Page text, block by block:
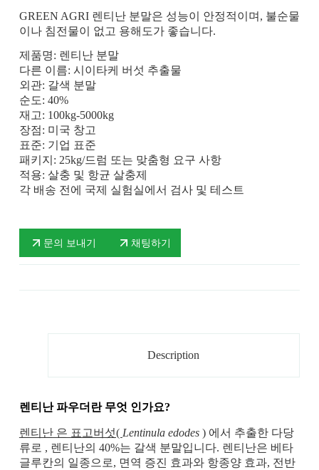
GREEN AGRI 렌티난 분말은 성능이 안정적이며, 불순물
이나 침전물이 없고 용해도가 좋습니다.
제품명: 렌티난 분말
다른 이름: 시이타케 버섯 추출물
외관: 갈색 분말
순도: 40%
재고: 100kg-5000kg
장점: 미국 창고
표준: 기업 표준
패키지: 25kg/드럼 또는 맞춤형 요구 사항
적용: 살충 및 항균 살충제
각 배송 전에 국제 실험실에서 검사 및 테스트
문의 보내기 채팅하기
Description
렌티난 파우더란 무엇 인가요?
렌티난 은 표고버섯( Lentinula edodes) 에서 추출한 다당
류로 , 렌티난의 40%는 갈색 분말입니다. 렌티난은 베타
글루칸의 일종으로, 면역 증진 효과와 항종양 효과, 전반